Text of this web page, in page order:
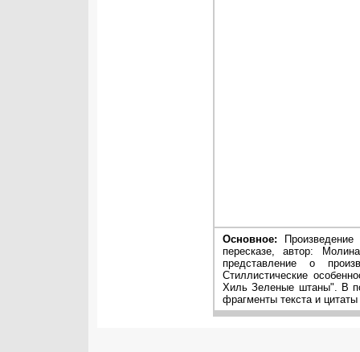
Основное:
пересказе, автор:
представление о
Стиллистические
Хиль Зеленые штаны". В
фрагменты текста и цитаты